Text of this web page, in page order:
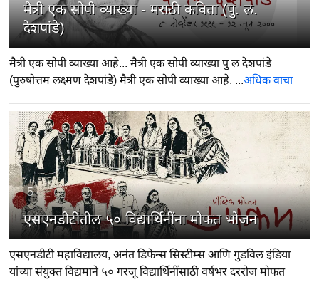
मैत्री एक सोपी व्याख्या - मराठी कविता (पु. ल.
देशपांडे)
मैत्री एक सोपी व्याख्या आहे... मैत्री एक सोपी व्याख्या पु ल देशपांडे
(पुरुषोत्तम लक्ष्मण देशपांडे) मैत्री एक सोपी व्याख्या आहे. ...अधिक वाचा
5
एसएनडीटीतील ५० विद्यार्थिनींना मोफत भोजन
एसएनडीटी महाविद्यालय, अनंत डिफेन्स सिस्टीम्स आणि गुडविल इंडिया
यांच्या संयुक्त विद्यमाने ५० गरजू विद्यार्थिनींसाठी वर्षभर दररोज मोफत